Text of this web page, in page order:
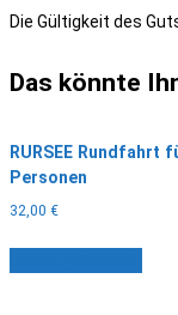
Die Gültigkeit des
Das könnte
RURSEE Rundfahrt
Personen
32,00 €